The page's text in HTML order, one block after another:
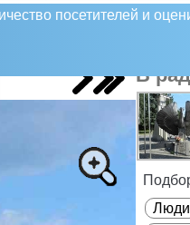
посетителей и
В
Люди